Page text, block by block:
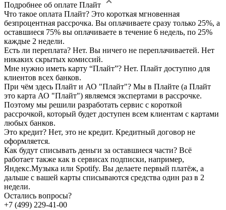
Подробнее об оплате Плайт
Что такое оплата Плайт? Это короткая мгновенная
безпроцентная рассрочка. Вы оплачиваете сразу только 25%, а
оставшиеся 75% вы оплачиваете в течение 6 недель, по 25%
каждые 2 недели.
Есть ли переплата? Нет. Вы ничего не переплачиваетей. Нет
никаких скрытых комиссий.
Мне нужно иметь карту “Плайт”? Нет. Плайт доступно для
клиентов всех банков.
При чём здесь Плайт и АО "Плайт"? Мы в Плайте (а Плайт
это карта АО "Плайт") являемся экспертами в рассрочке.
Поэтому мы решили разработать сервис с короткой
рассрочкой, который будет доступен всем клиентам с картами
любых банков.
Это кредит? Нет, это не кредит. Кредитный договор не
оформляется.
Как будут списывать деньги за оставшиеся части? Всё
работает также как в сервисах подписки, например,
Яндекс.Музыка или Spotify. Вы делаете первый платёж, а
дальше с вашей карты списываются средства один раз в 2
недели.
Остались вопросы?
+7 (499) 229-41-00